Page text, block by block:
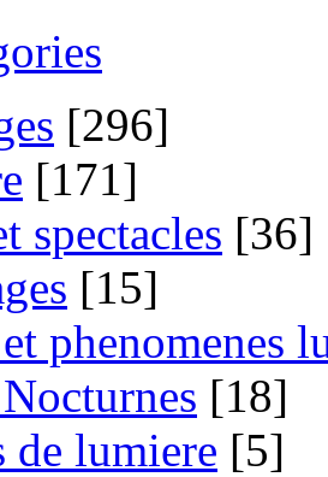
[296]
[171]
spectacles [36]
[15]
phenomenes
[18]
de lumiere [5]